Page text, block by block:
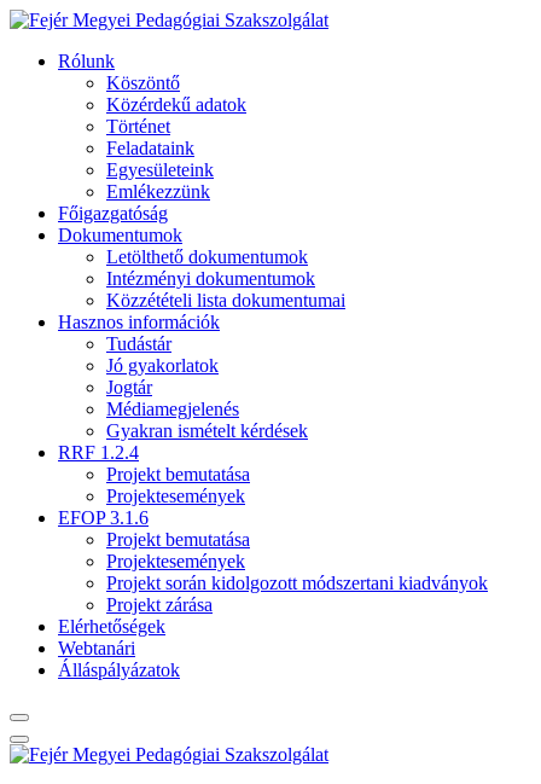
Rólunk
Köszöntő
Közérdekű adatok
Történet
Feladataink
Egyesületeink
Emlékezzünk
Főigazgatóság
Dokumentumok
Letölthető dokumentumok
Intézményi dokumentumok
Közzétételi lista dokumentumai
Hasznos információk
Tudástár
Jó gyakorlatok
Jogtár
Médiamegjelenés
Gyakran ismételt kérdések
RRF 1.2.4
Projekt bemutatása
Projektesemények
EFOP 3.1.6
Projekt bemutatása
Projektesemények
Projekt során kidolgozott módszertani kiadványok
Projekt zárása
Elérhetőségek
Webtanári
Álláspályázatok